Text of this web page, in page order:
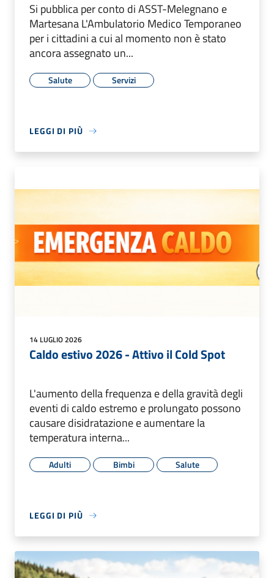
Si pubblica per conto di ASST-Melegnano e
Martesana L'Ambulatorio Medico Temporaneo
per i cittadini a cui al momento non è stato
ancora assegnato un...
Salute Servizi
LEGGI DI PIÙ
14 LUGLIO 2026
Caldo estivo 2026 - Attivo il Cold Spot
L'aumento della frequenza e della gravità degli
eventi di caldo estremo e prolungato possono
causare disidratazione e aumentare la
temperatura interna...
Adulti Bimbi Salute
LEGGI DI PIÙ